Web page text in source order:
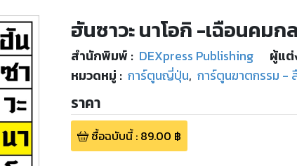
ฮันซาวะ นาโอกิ -เฉือนคมก
สำนักพิมพ์ : DEXpress Publishing ผู้แต่
หมวดหมู่ : การ์ตูนญี่ปุ่น, การ์ตูนฆาตกรรม -
ราคา
ซื้อฉบับนี้: 89.00 ฿